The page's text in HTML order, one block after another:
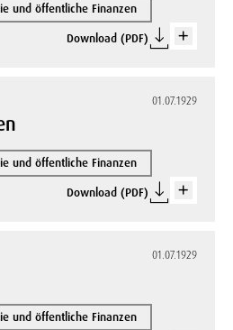
und öffentliche Finanzen
Download (PDF)
01.07.1929
und öffentliche Finanzen
Download (PDF)
01.07.1929
und öffentliche Finanzen